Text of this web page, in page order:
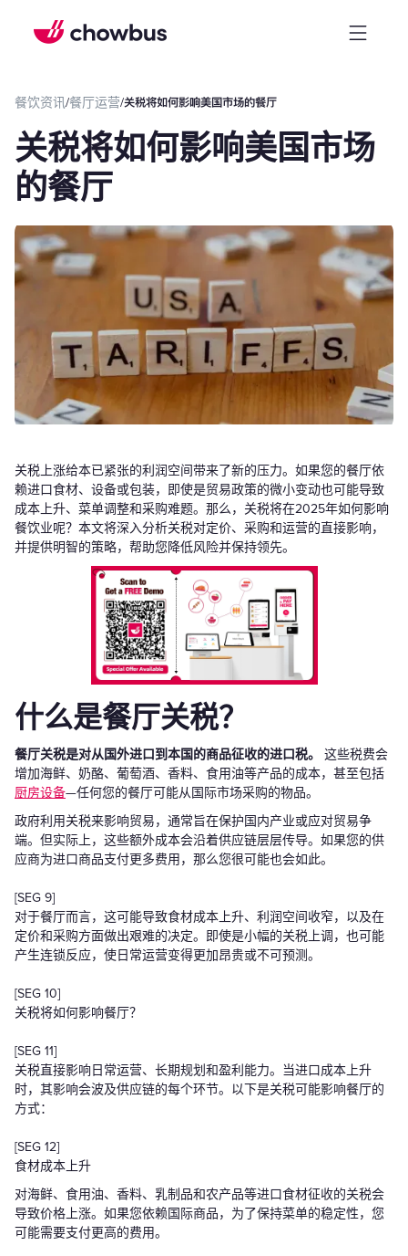
餐饮资讯/餐厅运营/关税将如何影响美国市场的餐厅
关税将如何影响美国市场
的餐厅
关税上涨给本已紧张的利润空间带来了新的压力。如果您的餐厅依
赖进口食材、设备或包装，即使是贸易政策的微小变动也可能导致
成本上升、菜单调整和采购难题。那么，关税将在2025年如何影响
餐饮业呢？本文将深入分析关税对定价、采购和运营的直接影响，
并提供明智的策略，帮助您降低风险并保持领先。
什么是餐厅关税？
餐厅关税是对从国外进口到本国的商品征收的进口税。
这些税费会
增加海鲜、奶酪、葡萄酒、香料、食用油等产品的成本，甚至包括
厨房设备—任何您的餐厅可能从国际市场采购的物品。
政府利用关税来影响贸易，通常旨在保护国内产业或应对贸易争
端。但实际上，这些额外成本会沿着供应链层层传导。如果您的供
应商为进口商品支付更多费用，那么您很可能也会如此。
[SEG 9]
对于餐厅而言，这可能导致食材成本上升、利润空间收窄，以及在
定价和采购方面做出艰难的决定。即使是小幅的关税上调，也可能
产生连锁反应，使日常运营变得更加昂贵或不可预测。
[SEG 10]
关税将如何影响餐厅？
[SEG 11]
关税直接影响日常运营、长期规划和盈利能力。当进口成本上升
时，其影响会波及供应链的每个环节。以下是关税可能影响餐厅的
方式：
[SEG 12]
食材成本上升
对海鲜、食用油、香料、乳制品和农产品等进口食材征收的关税会
导致价格上涨。如果您依赖国际商品，为了保持菜单的稳定性，您
可能需要支付更高的费用。